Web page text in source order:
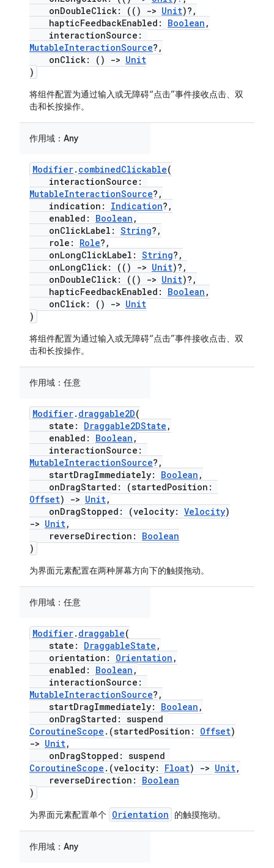
onDoubleClick: (()
-> Unit)?,
hapticFeedbackEnabled: Boolean ,
interactionSource:
MutableInteractionSource?,
onClick: ()
-> Unit
)
将组件配置为通过输入或无障碍“点击”事件接收点击、双
击和长按操作。
作用域： Any
Modifier. combinedClickable(
interactionSource:
MutableInteractionSource?,
indication: Indication?,
enabled: Boolean ,
onClickLabel: String?,
role: Role?,
onLongClickLabel: String?,
onLongClick: (()
-> Unit)?,
onDoubleClick: (()
-> Unit)?,
hapticFeedbackEnabled: Boolean ,
onClick: ()
-> Unit
)
将组件配置为通过输入或无障碍“点击”事件接收点击、双
击和长按操作。
作用域： 任意
Modifier. draggable2D(
state: Draggable2DState ,
enabled: Boolean ,
interactionSource:
MutableInteractionSource?,
startDragImmediately: Boolean ,
onDragStarted: (startedPosition:
Offset) -> Unit,
onDragStopped: (velocity: Velocity)
-> Unit,
reverseDirection: Boolean
)
为界面元素配置在两种屏幕方向下的触摸拖动。
作用域： 任意
Modifier. draggable(
state: DraggableState ,
orientation: Orientation ,
enabled: Boolean ,
interactionSource:
MutableInteractionSource?,
startDragImmediately: Boolean ,
onDragStarted: suspend
CoroutineScope .(startedPosition: Offset)
-> Unit,
onDragStopped: suspend
CoroutineScope .(velocity: Float) -> Unit,
reverseDirection: Boolean
)
为界面元素配置单个 Orientation 的触摸拖动。
作用域： Any